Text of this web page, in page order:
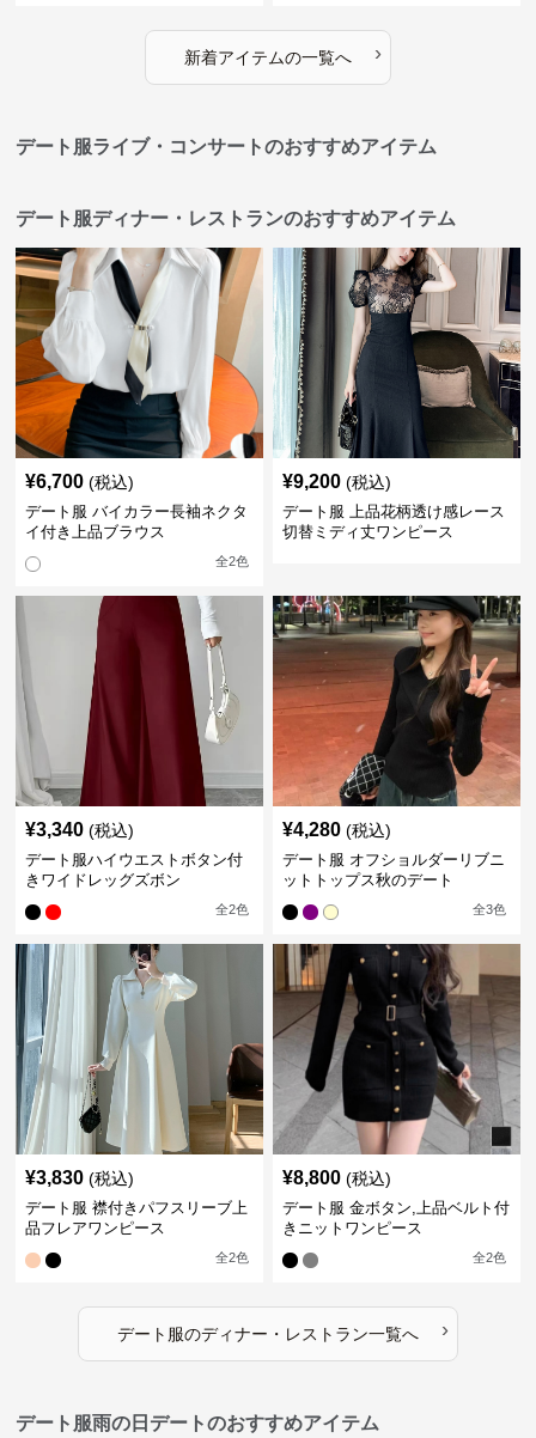
新着アイテムの一覧へ ›
デート服ライブ・コンサートのおすすめアイテム
デート服ディナー・レストランのおすすめアイテム
¥6,700 (税込)
デート服 バイカラー長袖ネクタ
イ付き上品ブラウス
全2色
¥9,200 (税込)
デート服 上品花柄透け感レース
切替ミディ丈ワンピース
¥3,340 (税込)
デート服ハイウエストボタン付
きワイドレッグズボン
全2色
¥4,280 (税込)
デート服 オフショルダーリブニ
ットトップス秋のデート
全3色
¥3,830 (税込)
デート服 襟付きパフスリーブ上
品フレアワンピース
全2色
¥8,800 (税込)
デート服 金ボタン,上品ベルト付
きニットワンピース
全2色
デート服のディナー・レストラン一覧へ ›
デート服雨の日デートのおすすめアイテム